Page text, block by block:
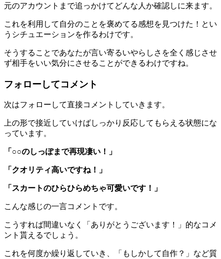
元のアカウントまで追っかけてどんな人か確認しに来ます。
これを利用して自分のことを褒めてる感想を見つけた！とい
うシチュエーションを作るわけです。
そうすることであなたが言い寄るいやらしさを全く感じさせ
ず相手をいい気分にさせることができるわけですね。
フォローしてコメント
次はフォローして直接コメント していきます。
上の形で接近していけばしっかり反応してもらえる状態にな
っています。
「○○のしっぽまで再現凄い！」
「クオリティ高いですね！」
「スカートのひらひらめちゃ可愛いです！」
こんな感じの一言コメントです。
こうすれば間違いなく「ありがとうございます！」的なコメ
ント貰えるでしょう。
これを何度か繰り返していき、「もしかして自作？」など質